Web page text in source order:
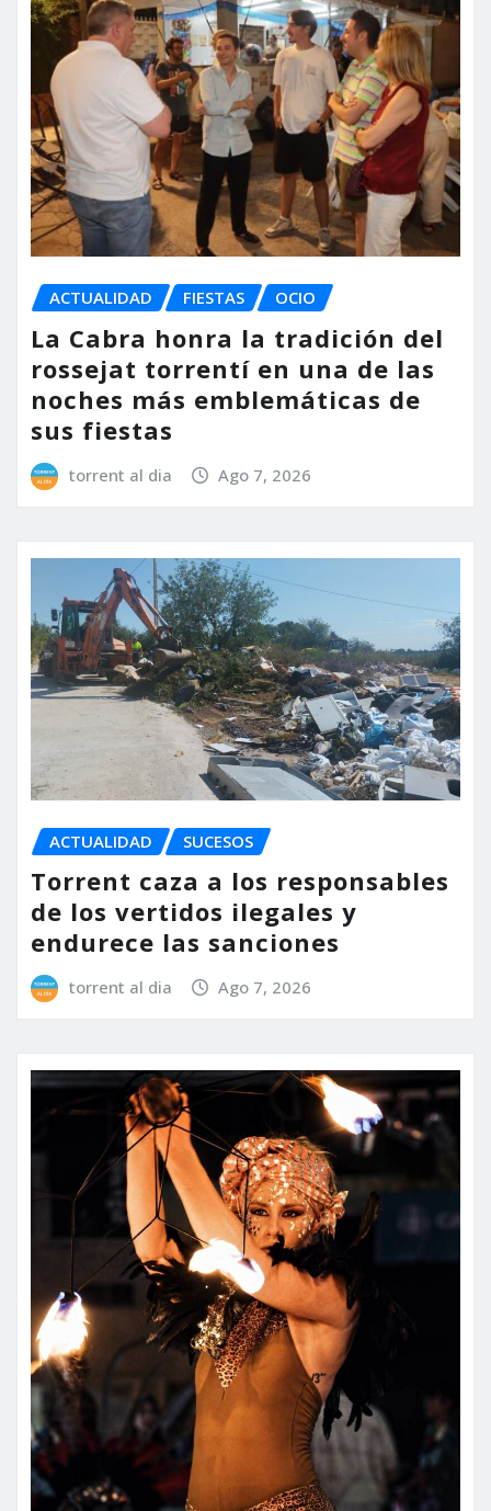
ACTUALIDAD FIESTAS OCIO
La Cabra honra la tradición del
rossejat torrentí en una de las
noches más emblemáticas de
sus fiestas
torrent al dia Ago 7, 2026
ACTUALIDAD SUCESOS
Torrent caza a los responsables
de los vertidos ilegales y
endurece las sanciones
torrent al dia Ago 7, 2026